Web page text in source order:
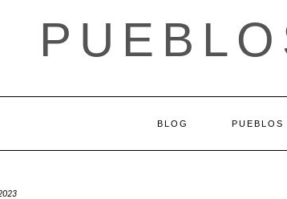
BLOG PUEBLOS